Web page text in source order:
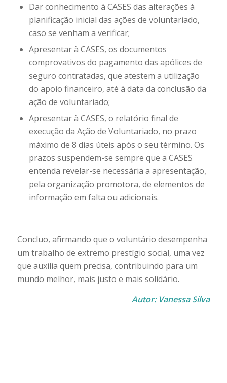
Dar conhecimento à CASES das alterações à
planificação inicial das ações de voluntariado,
caso se venham a verificar;
Apresentar à CASES, os documentos
comprovativos do pagamento das apólices de
seguro contratadas, que atestem a utilização
do apoio financeiro, até à data da conclusão da
ação de voluntariado;
Apresentar à CASES, o relatório final de
execução da Ação de Voluntariado, no prazo
máximo de 8 dias úteis após o seu término. Os
prazos suspendem-se sempre que a CASES
entenda revelar-se necessária a apresentação,
pela organização promotora, de elementos de
informação em falta ou adicionais.
Concluo, afirmando que o voluntário desempenha
um trabalho de extremo prestígio social, uma vez
que auxilia quem precisa, contribuindo para um
mundo melhor, mais justo e mais solidário.
Autor: Vanessa Silva